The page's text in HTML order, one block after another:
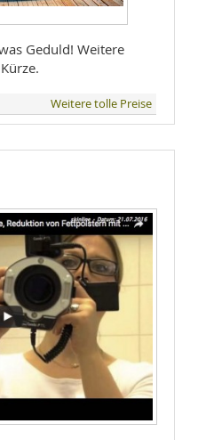
Geduld! Weitere
Weitere tolle Preise